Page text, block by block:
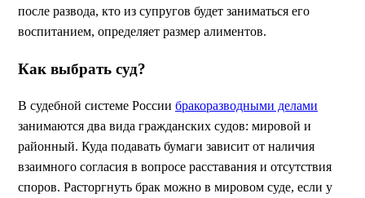
после развода, кто из супругов будет заниматься его
воспитанием, определяет размер алиментов.
Как выбрать суд?
В судебной системе России бракоразводными делами
занимаются два вида гражданских судов: мировой и
районный. Куда подавать бумаги зависит от наличия
взаимного согласия в вопросе расставания и отсутствия
споров. Расторгнуть брак можно в мировом суде, если у